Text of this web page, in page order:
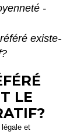
-
existe-
LE
et